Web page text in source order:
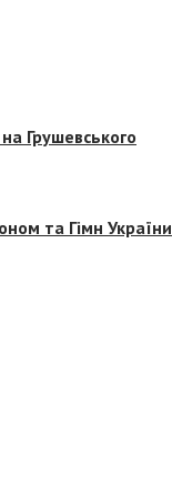
Грушевського
та Гімн України